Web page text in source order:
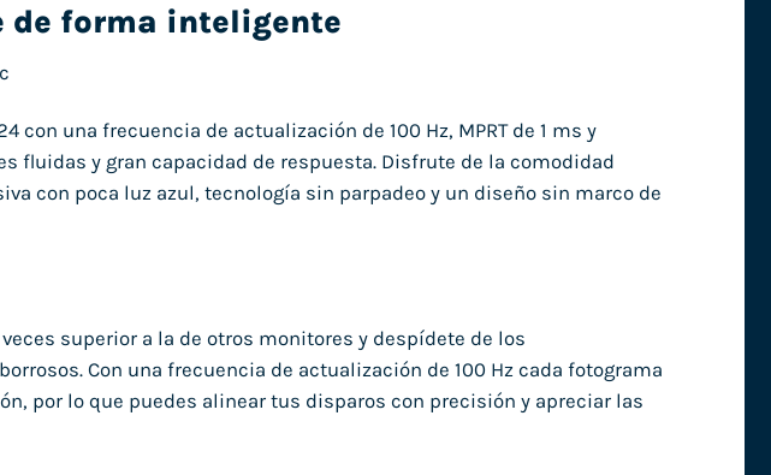
de forma inteligente
con una frecuencia de actualización de 100 Hz, MPRT de 1 ms y
fluidas y gran capacidad de respuesta. Disfrute de la comodidad
con poca luz azul, tecnología sin parpadeo y un diseño sin marco de
superior a la de otros monitores y despídete de los
Con una frecuencia de actualización de 100 Hz cada fotograma
por lo que puedes alinear tus disparos con precisión y apreciar las